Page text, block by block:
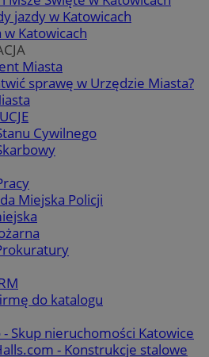
jazdy w Katowicach
w Katowicach
Miasta
sprawę w Urzędzie Miasta?
Cywilnego
Miejska Policji
do katalogu
- Skup nieruchomości Katowice
- Konstrukcje stalowe